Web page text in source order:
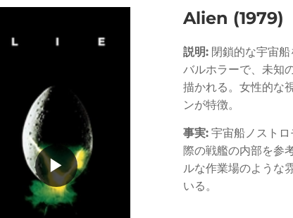
▶
Alien (1979)
説明: 閉鎖的な宇宙
バルホラーで、未知
描かれる。女性的な
ンが特徴。
事実: 宇宙船ノスト
際の戦艦の内部を参
ルな作業場のような
いる。